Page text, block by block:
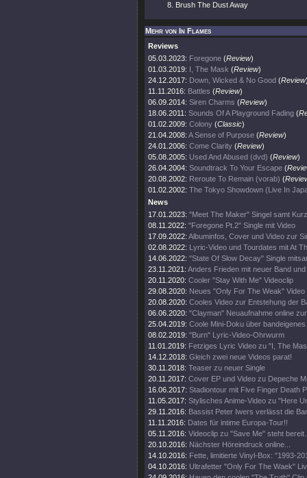
Brush The Dust Away
Mehr von In Flames
Reviews
05.03.2023: Foregone (Review)
01.03.2019: I, The Mask (Review)
24.12.2017: Down, Wicked & No Good (Review
11.11.2016: Battles (Review)
06.09.2014: Siren Charms (Review)
18.06.2011: Sounds Of A Playground Fading (
01.02.2009: Colony (Classic)
21.04.2008: A Sense of Purpose (Review)
24.01.2006: Come Clarity (Review)
05.08.2005: Used And Abused (dvd) (Review)
26.04.2004: Soundtrack To Your Escape (
20.08.2002: Reroute To Remain (vorab) (
01.02.2002: The Tokyo Showdown (Live In
News
17.01.2023: "Meet The Maker" Singel samt
08.11.2022: "Foregone Pt.2" Single mit Video
17.09.2022: Albuminfos, Cover und Video zur
02.08.2022: Lyric-Video und Tourdates mit At
14.06.2022: "State Of Slow Decay" Single
23.11.2021: Anders Frieden mit neuer Band und
20.11.2020: Cooler "Stay With Me" Videoclip
29.08.2020: Neues "Only For The Weak" Video
20.08.2020: Cooles Video zur Entstehung der
06.06.2020: "Clayman" Neuaufnahme online
25.04.2019: Coole Mini-Doku über
08.02.2019: "Burn" Lyric-Video-Ohrwurm
11.01.2019: Fetziges Lyric Video zu "I, The
14.12.2018: Gleich zwei neue Videos parat!
30.11.2018: Teaser zu neuer Single
20.11.2017: Cover EP und Video zu Depeche
16.06.2017: Stadiontour mit Five Finger Death
11.05.2017: Stylisches Anime-Video zu "Here
29.11.2016: Bassist Peter Iwers verlässt die
11.11.2016: Dates für intime Europa-Tour!!
05.11.2016: Videoclip zu "Save Me" steht bereit.
20.10.2016: Nächster Höreindruck online...
14.10.2016: Fette, limitierte Vinyl-Box: "1993-
04.10.2016: Ultrafetter "Only For The Waek"